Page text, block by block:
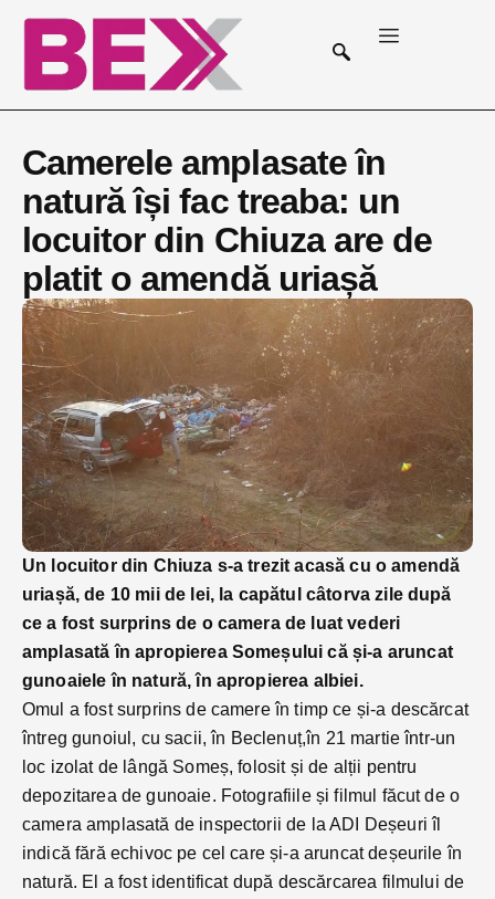
Camerele amplasate în
natură își fac treaba: un
locuitor din Chiuza are de
platit o amendă uriașă
Un locuitor din Chiuza s-a trezit acasă cu o amendă
uriașă, de 10 mii de lei, la capătul câtorva zile după
ce a fost surprins de o camera de luat vederi
amplasată în apropierea Someșului că și-a aruncat
gunoaiele în natură, în apropierea albiei.
Omul a fost surprins de camere în timp ce și-a descărcat
întreg gunoiul, cu sacii, în Beclenuț,în 21 martie într-un
loc izolat de lângă Someș, folosit și de alții pentru
depozitarea de gunoaie. Fotografiile și filmul făcut de o
camera amplasată de inspectorii de la ADI Deșeuri îl
indică fără echivoc pe cel care și-a aruncat deșeurile în
natură. El a fost identificat după descărcarea filmului de